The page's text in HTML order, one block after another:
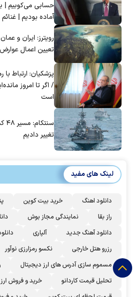
حسابی می‌کوبیم |
آماده بودیم |
رویترز: ایران و
تعیین اعمال
پزشکیان: ارتباط
/ اگر تا امروز
است
تغییر دادیم
لینک های مفید
دانلود اهنگ خرید بیت کوین
راز بقا
نمایندگی مجاز بوش
دانلود آهنگ جدید
آلپاری
رزرو هتل خارجی
نکسو رمزارزی نوآور
مسموم سازی آدرس های ارز دیجیتال
تحلیل قیمت کاردانو
خرید و فروش